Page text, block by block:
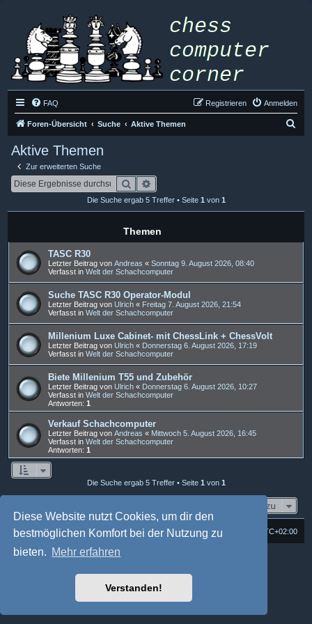
Diese Website nutzt Cookies, um dir den
bestmöglichen Komfort bei der Nutzung zu
bieten. Mehr erfahren
Verstanden!
FAQ Anmelden
Registrieren
Foren-Übersicht Suche Aktive Themen
Aktive Themen
Zur erweiterten Suche
Suche
Die Suche ergab 5 Treffer • Seite 1 von 1
Themen
TASC R30
Letzter Beitrag von Andreas « Sonntag 9. August 2026, 08:40
Verfasst in Welt der Schachcomputer
Suche TASC R30 Operator-Modul
Letzter Beitrag von Ulrich « Freitag 7. August 2026, 21:54
Verfasst in Welt der Schachcomputer
Millenium Luxe Cabinet- mit ChessLink + ChessVolt
Letzter Beitrag von Ulrich « Donnerstag 6. August 2026, 17:19
Verfasst in Welt der Schachcomputer
Biete Millenium T55 und Zubehör
Letzter Beitrag von Ulrich « Donnerstag 6. August 2026, 10:27
Verfasst in Welt der Schachcomputer
Antworten: 1
Verkauf Schachcomputer
Letzter Beitrag von Andreas « Mittwoch 5. August 2026, 16:45
Verfasst in Welt der Schachcomputer
Antworten: 1
Die Suche ergab 5 Treffer • Seite 1 von 1
Gehe zu
Foren-Übersicht Alle Zeiten sind UTC+02:00
Alle Cookies löschen
Powered byphpBB
Style: Multi Design by Joyce&Luna
phpBB-Style-Design
phpBB Two Factor Authentication ©
Datenschutz|Nutzungsbedingungen